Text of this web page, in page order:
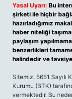
Yasal Uyarı: Bu
şirketi ile hiçbir
hazırladığımız
haber niteliği
paylaşım
benzerlikleri
halindedir ve
Sitemiz, 5651 Sayılı
Kurumu (BTK)
vermektedir. Bu